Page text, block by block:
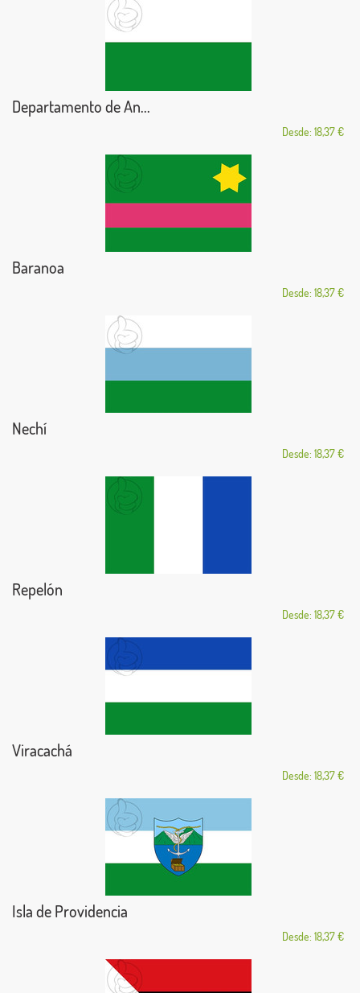
Departamento de An...
Desde: 18,37 €
Baranoa
Desde: 18,37 €
Nechí
Desde: 18,37 €
Repelón
Desde: 18,37 €
Viracachá
Desde: 18,37 €
Isla de Providencia
Desde: 18,37 €